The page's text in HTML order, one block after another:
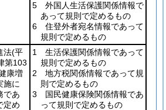
5 外国人生活保護関係情報で
あって規則で定めるもの
6 住登外者宛名情報であって
規則で定めるもの
法(平
第103
康増
施に
であ
定め
1 生活保護関係情報であって
規則で定めるもの
2 地方税関係情報であって規
則で定めるもの
3 国民健康保険関係情報であ
って規則で定めるもの